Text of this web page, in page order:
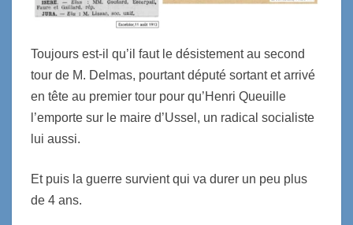
Toujours est-il qu’il faut le désistement au second
tour de M. Delmas, pourtant député sortant et arrivé
en tête au premier tour pour qu’Henri Queuille
l’emporte sur le maire d’Ussel, un radical socialiste
lui aussi.
Et puis la guerre survient qui va durer un peu plus
de 4 ans.